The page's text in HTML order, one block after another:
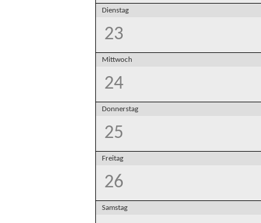
Dienstag
23
Mittwoch
24
Donnerstag
25
Freitag
26
Samstag